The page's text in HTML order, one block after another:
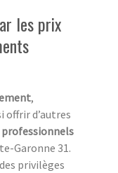
les prix
,
offrir d’autres
Garonne 31.
privilèges